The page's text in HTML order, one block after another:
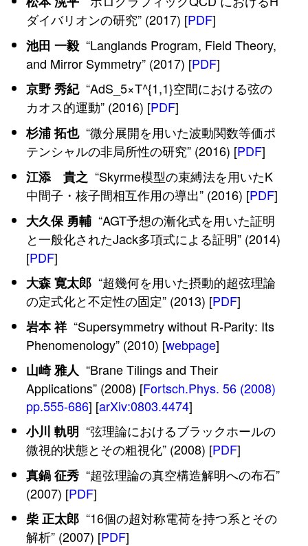
ダイバリオンの研究” (2017) [PDF]
池田 一毅“Langlands Program, Field Theory,
and Mirror Symmetry” (2017) [PDF]
京野 秀紀“AdS_5×T^{1,1}空間における弦の
カオス的運動” (2016) [PDF]
杉浦 拓也“微分展開を用いた波動関数等価ポ
テンシャルの非局所性の研究” (2016) [PDF]
江添 貴之 “Skyrme模型の束縛法を用いたK
中間子・核子間相互作用の導出” (2016) [PDF]
大久保 勇輔“AGT予想の漸化式を用いた証明
と一般化されたJack多項式による証明” (2014)
[PDF]
大森 寛太郎“超幾何を用いた摂動的超弦理論
の定式化と不定性の固定” (2013) [PDF]
岩本 祥“Supersymmetry without R-Parity: Its
Phenomenology” (2010) [webpage]
山崎 雅人 “Brane Tilings and Their
Applications” (2008) [Fortsch.Phys. 56 (2008)
pp.555-686] [arXiv:0803.4474]
小川 軌明 “弦理論におけるブラックホールの
微視的状態とその粗視化” (2008) [PDF]
真鍋 征秀“超弦理論の真空構造解明への布石”
(2007) [PDF]
柴 正太郎“16個の超対称電荷を持つ系とその
解析” (2007) [PDF]